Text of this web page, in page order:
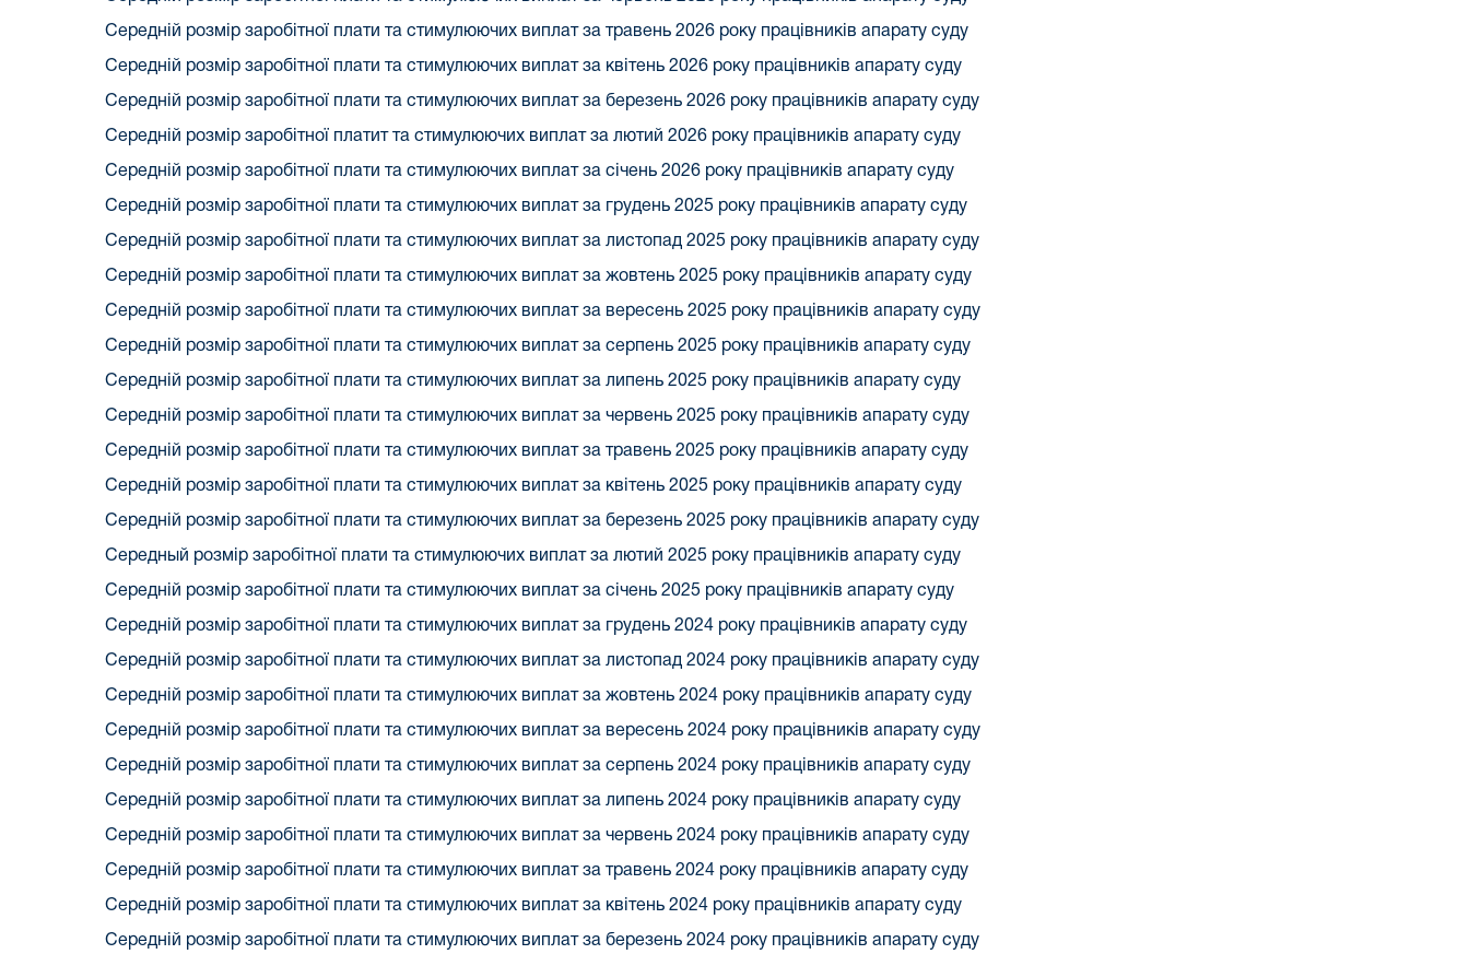
Середній розмір заробітної плати та стимулюючих виплат за травень 2026 року працівників апарату суду
Середній розмір заробітної плати та стимулюючих виплат за квітень 2026 року працівників апарату суду
Середній розмір заробітної плати та стимулюючих виплат за березень 2026 року працівників апарату суду
Середній розмір заробітної платит та стимулюючих виплат за лютий 2026 року працівників апарату суду
Середній розмір заробітної плати та стимулюючих виплат за січень 2026 року працівників апарату суду
Середній розмір заробітної плати та стимулюючих виплат за грудень 2025 року працівників апарату суду
Середній розмір заробітної плати та стимулюючих виплат за листопад 2025 року працівників апарату суду
Середній розмір заробітної плати та стимулюючих виплат за жовтень 2025 року працівників апарату суду
Середній розмір заробітної плати та стимулюючих виплат за вересень 2025 року працівників апарату суду
Середній розмір заробітної плати та стимулюючих виплат за серпень 2025 року працівників апарату суду
Середній розмір заробітної плати та стимулюючих виплат за липень 2025 року працівників апарату суду
Середній розмір заробітної плати та стимулюючих виплат за червень 2025 року працівників апарату суду
Середній розмір заробітної плати та стимулюючих виплат за травень 2025 року працівників апарату суду
Середній розмір заробітної плати та стимулюючих виплат за квітень 2025 року працівників апарату суду
Середній розмір заробітної плати та стимулюючих виплат за березень 2025 року працівників апарату суду
Середный розмір заробітної плати та стимулюючих виплат за лютий 2025 року працівників апарату суду
Середній розмір заробітної плати та стимулюючих виплат за січень 2025 року працівників апарату суду
Середній розмір заробітної плати та стимулюючих виплат за грудень 2024 року працівників апарату суду
Середній розмір заробітної плати та стимулюючих виплат за листопад 2024 року працівників апарату суду
Середній розмір заробітної плати та стимулюючих виплат за жовтень 2024 року працівників апарату суду
Середній розмір заробітної плати та стимулюючих виплат за вересень 2024 року працівників апарату суду
Середній розмір заробітної плати та стимулюючих виплат за серпень 2024 року працівників апарату суду
Середній розмір заробітної плати та стимулюючих виплат за липень 2024 року працівників апарату суду
Середній розмір заробітної плати та стимулюючих виплат за червень 2024 року працівників апарату суду
Середній розмір заробітної плати та стимулюючих виплат за травень 2024 року працівників апарату суду
Середній розмір заробітної плати та стимулюючих виплат за квітень 2024 року працівників апарату суду
Середній розмір заробітної плати та стимулюючих виплат за березень 2024 року працівників апарату суду